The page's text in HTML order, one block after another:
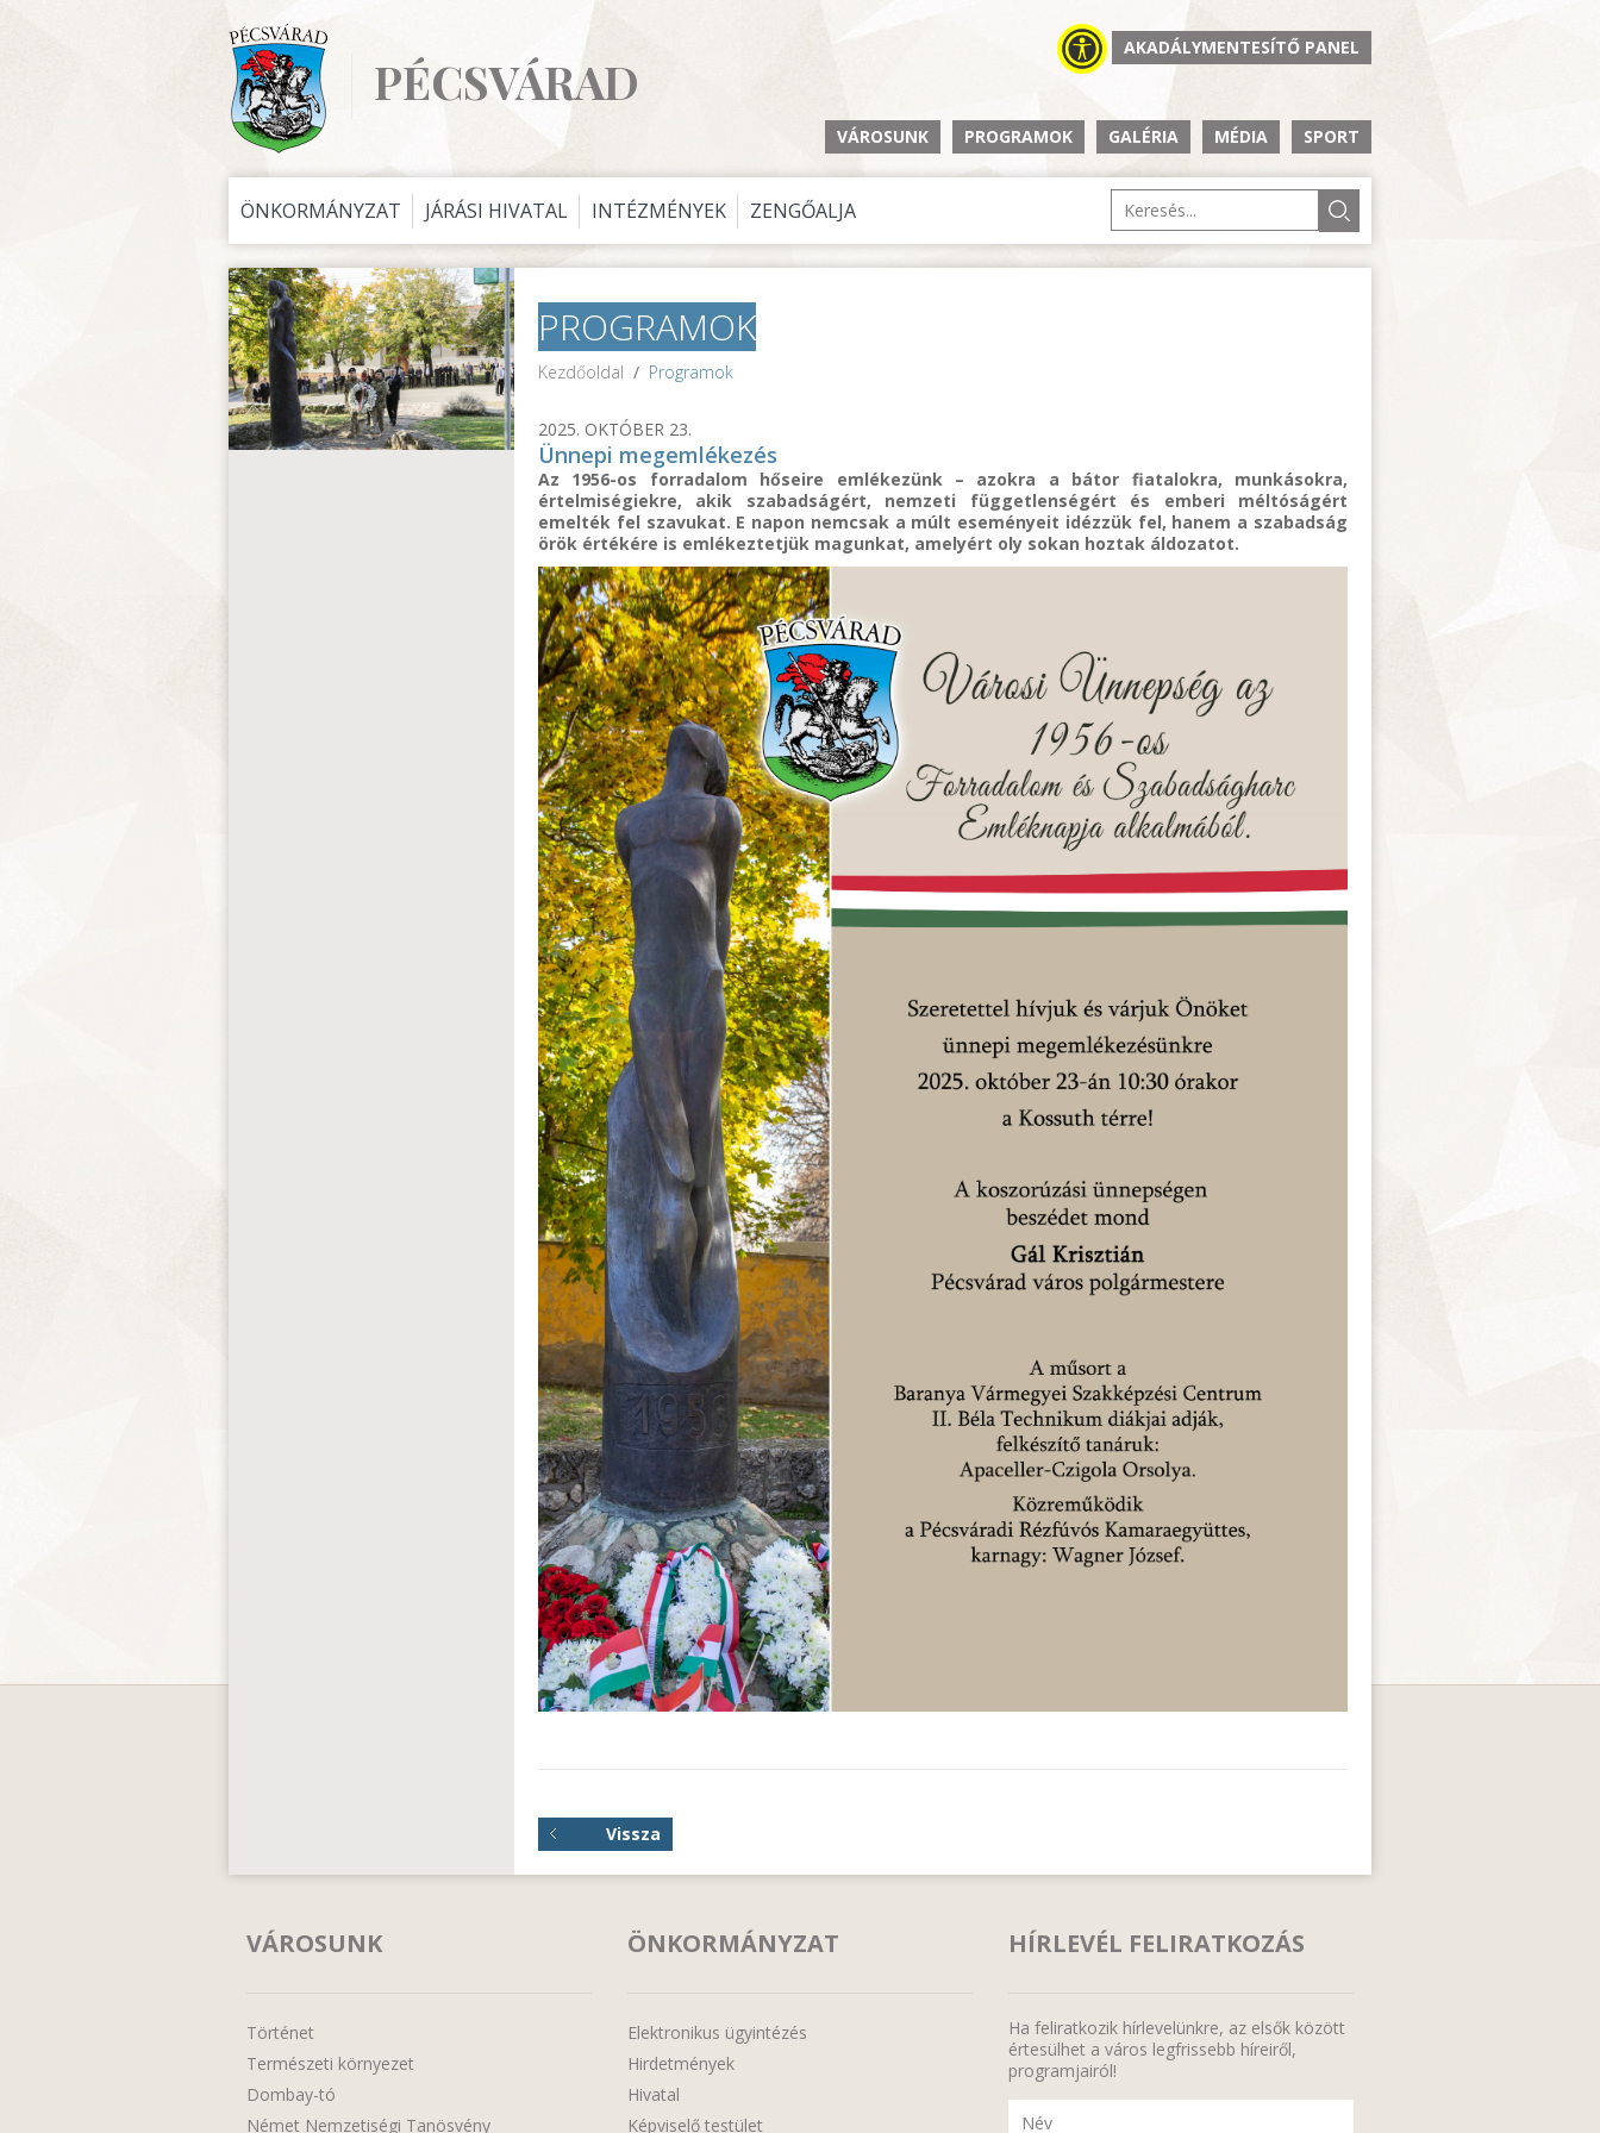
PÉCSVÁRAD
AKADÁLYMENTESÍTŐ PANEL
VÁROSUNK PROGRAMOK GALÉRIA MÉDIA SPORT
ÖNKORMÁNYZAT JÁRÁSI HIVATAL INTÉZMÉNYEK ZENGŐALJA
PROGRAMOK
Kezdőoldal / Programok
2025. OKTÓBER 23.
Ünnepi megemlékezés
Az 1956-os forradalom hőseire emlékezünk – azokra a bátor fiatalokra, munkásokra,
értelmiségiekre, akik szabadságért, nemzeti függetlenségért és emberi méltóságért
emelték fel szavukat. E napon nemcsak a múlt eseményeit idézzük fel, hanem a szabadság
örök értékére is emlékeztetjük magunkat, amelyért oly sokan hoztak áldozatot.
Vissza
VÁROSUNK
Történet
Természeti környezet
Dombay-tó
Német Nemzetiségi Tanösvény
ÖNKORMÁNYZAT
Elektronikus ügyintézés
Hirdetmények
Hivatal
Képviselő testület
HÍRLEVÉL FELIRATKOZÁS
Ha feliratkozik hírlevelünkre, az elsők között
értesülhet a város legfrissebb híreiről,
programjairól!